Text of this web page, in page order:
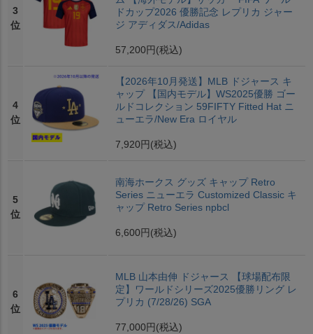
3
位
ドカップ2026 優勝記念 レプリカ ジャー
ジ アディダス/Adidas
57,200円 (税込)
4
位
【2026年10月発送】MLB ドジャース キ
ャップ 【国内モデル】WS2025優勝 ゴー
ルドコレクション 59FIFTY Fitted Hat ニ
ューエラ/New Era ロイヤル
7,920円 (税込)
5
位
南海ホークス グッズ キャップ Retro
Series ニューエラ Customized Classic キ
ャップ Retro Series npbcl
6,600円 (税込)
6
位
MLB 山本由伸 ドジャース 【球場配布限
定】ワールドシリーズ2025優勝リング レ
プリカ (7/28/26) SGA
77,000円 (税込)